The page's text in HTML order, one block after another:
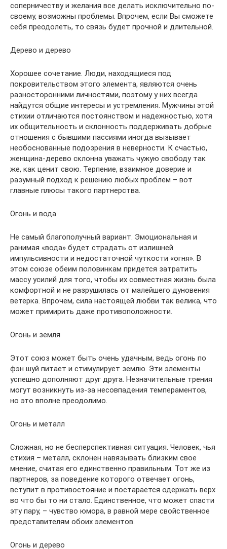
соперничеству и желания все делать исключительно по-
своему, возможны проблемы. Впрочем, если Вы сможете
себя преодолеть, то связь будет прочной и длительной.
Дерево и дерево
Хорошее сочетание. Люди, находящиеся под
покровительством этого элемента, являются очень
разносторонними личностями, поэтому у них всегда
найдутся общие интересы и устремления. Мужчины этой
стихии отличаются постоянством и надежностью, хотя
их общительность и склонность поддерживать добрые
отношения с бывшими пассиями иногда вызывает
необоснованные подозрения в неверности. К счастью,
женщина-дерево склонна уважать чужую свободу так
же, как ценит свою. Терпение, взаимное доверие и
разумный подход к решению любых проблем – вот
главные плюсы такого партнерства.
Огонь и вода
Не самый благополучный вариант. Эмоциональная и
ранимая «вода» будет страдать от излишней
импульсивности и недостаточной чуткости «огня». В
этом союзе обеим половинкам придется затратить
массу усилий для того, чтобы их совместная жизнь была
комфортной и не разрушилась от малейшего дуновения
ветерка. Впрочем, сила настоящей любви так велика, что
может примирить даже противоположности.
Огонь и земля
Этот союз может быть очень удачным, ведь огонь по
фэн шуй питает и стимулирует землю. Эти элементы
успешно дополняют друг друга. Незначительные трения
могут возникнуть из-за несовпадения темпераментов,
но это вполне преодолимо.
Огонь и металл
Сложная, но не бесперспективная ситуация. Человек, чья
стихия – металл, склонен навязывать близким свое
мнение, считая его единственно правильным. Тот же из
партнеров, за поведение которого отвечает огонь,
вступит в противостояние и постарается одержать верх
во что бы то ни стало. Единственное, что может спасти
эту пару, – чувство юмора, в равной мере свойственное
представителям обоих элементов.
Огонь и дерево